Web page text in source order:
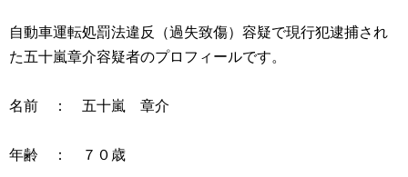
自動車運転処罰法違反（過失致傷）容疑で現行犯逮捕され
た五十嵐章介容疑者のプロフィールです。
名前 ： 五十嵐 章介
年齢 ： ７０歳